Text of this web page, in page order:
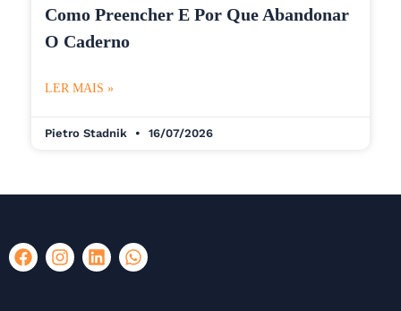
Como Preencher E Por Que Abandonar
O Caderno
LER MAIS »
Pietro Stadnik 16/07/2026
F
a
I
n
L
i
W
h